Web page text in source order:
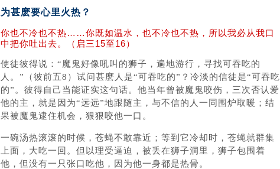
为甚麽要心里火热？
你也不冷也不热……你既如温水，也不冷也不热，所以我必从我口
中把你吐出去。（启三15至16）
使徒彼得说：“魔鬼好像吼叫的狮子，遍地游行，寻找可吞吃的
人。”（彼前五8）试问甚麽人是“可吞吃的”？冷淡的信徒是“可吞吃
的”。彼得自己当能证实这句话。他当年曾被魔鬼咬伤，三次否认爱
他的主，就是因为“远远”地跟随主，与不信的人一同围炉取暖；结
果被魔鬼逮住机会，狠狠咬他一口。
一碗汤热滚滚的时候，苍蝇不敢靠近；等到它冷却时，苍蝇就群集
上面，大吃一回。但以理受逼迫，被丢在狮子洞里，狮子包围着
他，但没有一只张口吃他，因为他一身都是热骨。